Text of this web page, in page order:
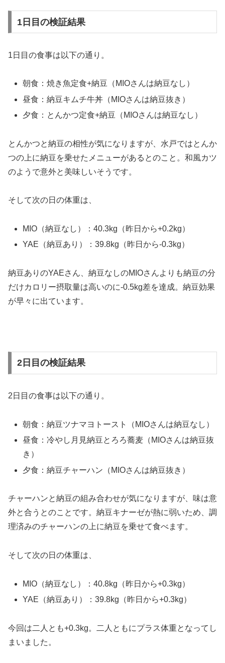
1日目の検証結果
1日目の食事は以下の通り。
朝食：焼き魚定食+納豆（MIOさんは納豆なし）
昼食：納豆キムチ牛丼（MIOさんは納豆抜き）
夕食：とんかつ定食+納豆（MIOさんは納豆なし）
とんかつと納豆の相性が気になりますが、水戸ではとんか
つの上に納豆を乗せたメニューがあるとのこと。和風カツ
のようで意外と美味しいそうです。
そして次の日の体重は、
MIO（納豆なし）：40.3kg（昨日から+0.2kg）
YAE（納豆あり）：39.8kg（昨日から-0.3kg）
納豆ありのYAEさん、納豆なしのMIOさんよりも納豆の分
だけカロリー摂取量は高いのに-0.5kg差を達成。納豆効果
が早々に出ています。
2日目の検証結果
2日目の食事は以下の通り。
朝食：納豆ツナマヨトースト（MIOさんは納豆なし）
昼食：冷やし月見納豆とろろ蕎麦（MIOさんは納豆抜
き）
夕食：納豆チャーハン（MIOさんは納豆抜き）
チャーハンと納豆の組み合わせが気になりますが、味は意
外と合うとのことです。納豆キナーゼが熱に弱いため、調
理済みのチャーハンの上に納豆を乗せて食べます。
そして次の日の体重は、
MIO（納豆なし）：40.8kg（昨日から+0.3kg）
YAE（納豆あり）：39.8kg（昨日から+0.3kg）
今回は二人とも+0.3kg。二人ともにプラス体重となってし
まいました。